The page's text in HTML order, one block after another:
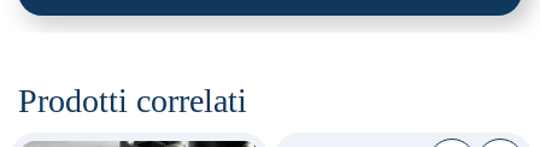
Prodotti correlati